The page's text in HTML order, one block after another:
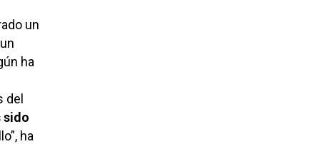
un
ha
del
sido
ha